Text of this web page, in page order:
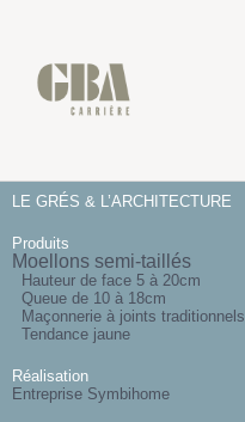
LE GRÉS & L’ARCHITECTURE
Produits
Moellons semi-taillés
Hauteur de face 5 à 20cm
Queue de 10 à 18cm
Maçonnerie à joints traditionnels
Tendance jaune
Réalisation
Entreprise Symbihome